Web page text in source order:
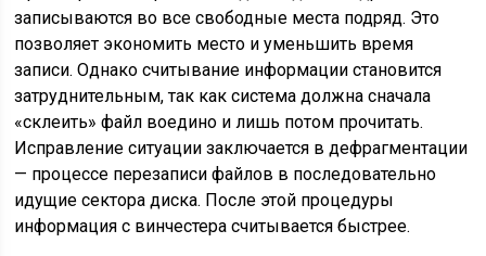
записываются во все свободные места подряд. Это
позволяет экономить место и уменьшить время
записи. Однако считывание информации становится
затруднительным, так как система должна сначала
«склеить» файл воедино и лишь потом прочитать.
Исправление ситуации заключается в дефрагментации
— процессе перезаписи файлов в последовательно
идущие сектора диска. После этой процедуры
информация с винчестера считывается быстрее.